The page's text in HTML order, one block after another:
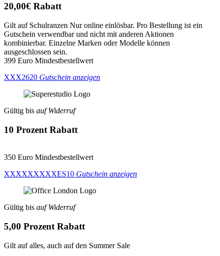
20,00€ Rabatt
Gilt auf Schulranzen Nur online einlösbar. Pro Bestellung ist ein
Gutschein verwendbar und nicht mit anderen Aktionen
kombinierbar. Einzelne Marken oder Modelle können
ausgeschlossen sein.
399 Euro Mindestbestellwert
XXX2620 Gutschein anzeigen
Gültig bis auf Widerruf
10 Prozent Rabatt
350 Euro Mindestbestellwert
XXXXXXXXXES10 Gutschein anzeigen
Gültig bis auf Widerruf
5,00 Prozent Rabatt
Gilt auf alles, auch auf den Summer Sale